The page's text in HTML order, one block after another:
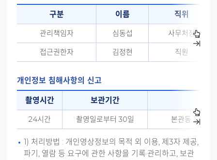
구분 이름 직위
관리책임자 심동섭 사무처장
접근권한자 김정현 직원
개인정보 침해사항의 신고
촬영시간 보관기간
24시간 촬영일로부터 30일 본관동 1층 당
1) 처리방법 : 개인영상정보의 목적 외 이용, 제3자 제공,
파기, 열람 등 요구에 관한 사항을 기록·관리하고, 보관